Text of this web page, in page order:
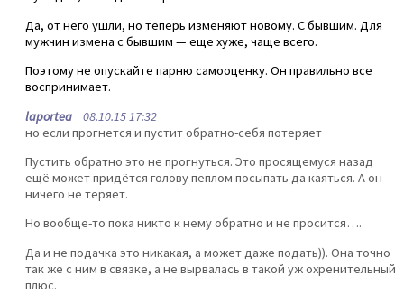
Да, от него ушли, но теперь изменяют новому. С бывшим. Для
мужчин измена с бывшим — еще хуже, чаще всего.
Поэтому не опускайте парню самооценку. Он правильно все
воспринимает.
laportea 08.10.15 17:32
но если прогнется и пустит обратно-себя потеряет
Пустить обратно это не прогнуться. Это просящемуся назад
ещё может придётся голову пеплом посыпать да каяться. А он
ничего не теряет.
Но вообще-то пока никто к нему обратно и не просится….
Да и не подачка это никакая, а может даже подать)). Она точно
так же с ним в связке, а не вырвалась в такой уж охренительный
плюс.